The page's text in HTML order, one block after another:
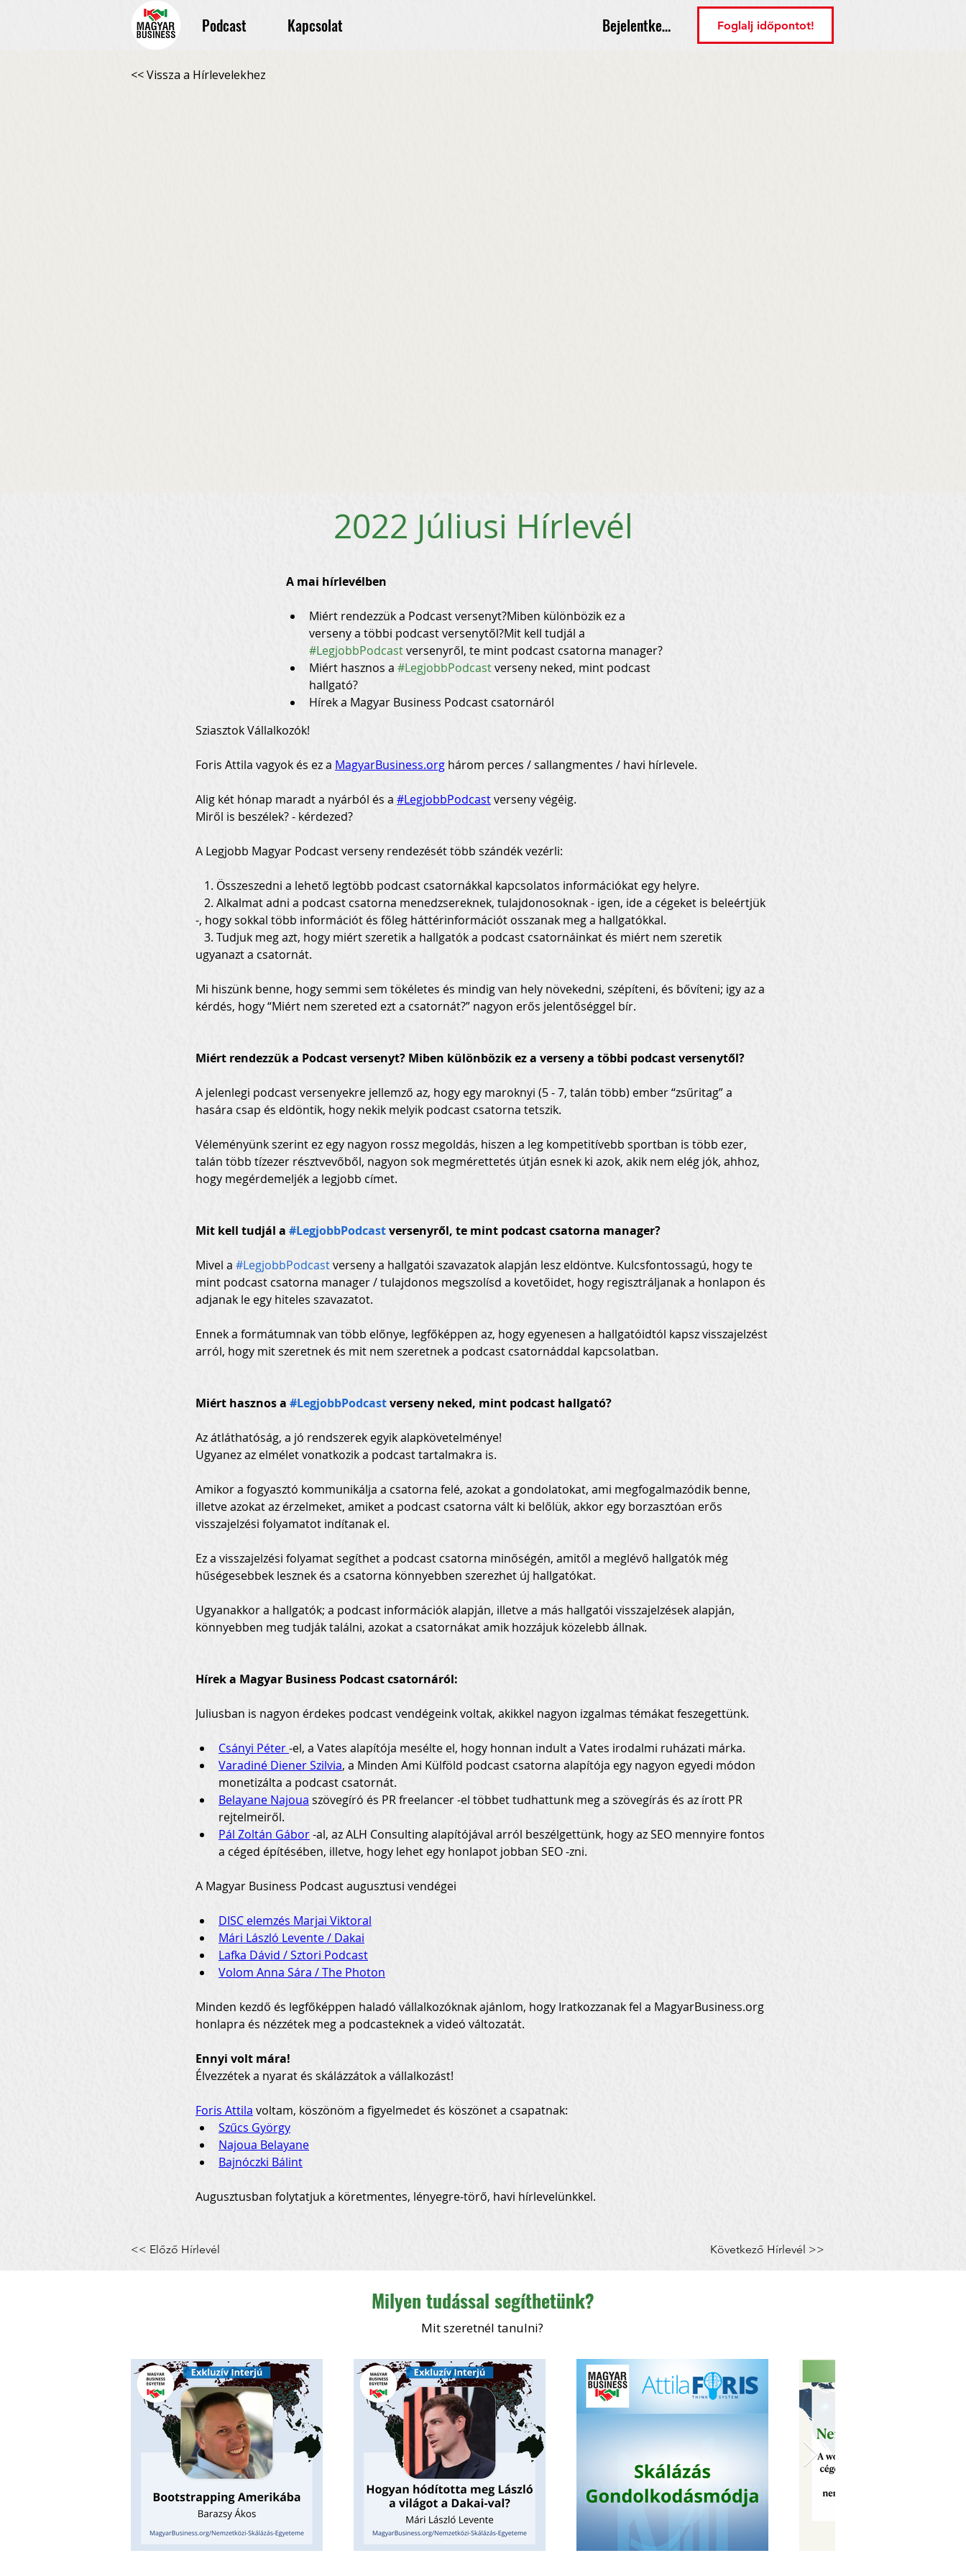
Podcast Kapcsolat Bejelentkezés Foglalj időpontot!
<< Vissza a Hírlevelekhez
2022 Júliusi Hírlevél
A mai hírlevélben
Miért rendezzük a Podcast versenyt?Miben különbözik ez a
verseny a többi podcast versenytől?Mit kell tudjál a
#LegjobbPodcast versenyről, te mint podcast csatorna manager?
Miért hasznos a #LegjobbPodcast verseny neked, mint podcast
hallgató?
Hírek a Magyar Business Podcast csatornáról
Sziasztok Vállalkozók!
Foris Attila vagyok és ez a MagyarBusiness.org három perces / sallangmentes / havi hírlevele.
Alig két hónap maradt a nyárból és a #LegjobbPodcast verseny végéig.
Miről is beszélek? - kérdezed?
A Legjobb Magyar Podcast verseny rendezését több szándék vezérli:
-, hogy sokkal több információt és főleg háttérinformációt osszanak meg a hallgatókkal.
ugyanazt a csatornát.
Mi hiszünk benne, hogy semmi sem tökéletes és mindig van hely növekedni, szépíteni, és bővíteni; igy az a
kérdés, hogy “Miért nem szereted ezt a csatornát?” nagyon erős jelentőséggel bír.
Miért rendezzük a Podcast versenyt? Miben különbözik ez a verseny a többi podcast versenytől?
A jelenlegi podcast versenyekre jellemző az, hogy egy maroknyi (5 - 7, talán több) ember “zsűritag” a
hasára csap és eldöntik, hogy nekik melyik podcast csatorna tetszik.
Véleményünk szerint ez egy nagyon rossz megoldás, hiszen a leg kompetitívebb sportban is több ezer,
talán több tízezer résztvevőből, nagyon sok megmérettetés útján esnek ki azok, akik nem elég jók, ahhoz,
hogy megérdemeljék a legjobb címet.
Mit kell tudjál a #LegjobbPodcast versenyről, te mint podcast csatorna manager?
Mivel a #LegjobbPodcast verseny a hallgatói szavazatok alapján lesz eldöntve. Kulcsfontossagú, hogy te
mint podcast csatorna manager / tulajdonos megszolísd a kovetőidet, hogy regisztráljanak a honlapon és
adjanak le egy hiteles szavazatot.
Ennek a formátumnak van több előnye, legfőképpen az, hogy egyenesen a hallgatóidtól kapsz visszajelzést
arról, hogy mit szeretnek és mit nem szeretnek a podcast csatornáddal kapcsolatban.
Miért hasznos a #LegjobbPodcast verseny neked, mint podcast hallgató?
Az átláthatóság, a jó rendszerek egyik alapkövetelménye!
Ugyanez az elmélet vonatkozik a podcast tartalmakra is.
Amikor a fogyasztó kommunikálja a csatorna felé, azokat a gondolatokat, ami megfogalmazódik benne,
illetve azokat az érzelmeket, amiket a podcast csatorna vált ki belőlük, akkor egy borzasztóan erős
visszajelzési folyamatot indítanak el.
Ez a visszajelzési folyamat segíthet a podcast csatorna minőségén, amitől a meglévő hallgatók még
hűségesebbek lesznek és a csatorna könnyebben szerezhet új hallgatókat.
Ugyanakkor a hallgatók; a podcast információk alapján, illetve a más hallgatói visszajelzések alapján,
könnyebben meg tudják találni, azokat a csatornákat amik hozzájuk közelebb állnak.
Hírek a Magyar Business Podcast csatornáról:
Juliusban is nagyon érdekes podcast vendégeink voltak, akikkel nagyon izgalmas témákat feszegettünk.
Csányi Péter -el, a Vates alapítója mesélte el, hogy honnan indult a Vates irodalmi ruházati márka.
Varadiné Diener Szilvia, a Minden Ami Külföld podcast csatorna alapítója egy nagyon egyedi módon
monetizálta a podcast csatornát.
Belayane Najoua szövegíró és PR freelancer -el többet tudhattunk meg a szövegírás és az írott PR
rejtelmeiről.
Pál Zoltán Gábor -al, az ALH Consulting alapítójával arról beszélgettünk, hogy az SEO mennyire fontos
a céged építésében, illetve, hogy lehet egy honlapot jobban SEO -zni.
A Magyar Business Podcast augusztusi vendégei
DISC elemzés Marjai Viktoral
Mári László Levente / Dakai
Lafka Dávid / Sztori Podcast
Volom Anna Sára / The Photon
Minden kezdő és legfőképpen haladó vállalkozóknak ajánlom, hogy Iratkozzanak fel a MagyarBusiness.org
honlapra és nézzétek meg a podcasteknek a videó változatát.
Ennyi volt mára!
Élvezzétek a nyarat és skálázzátok a vállalkozást!
Foris Attila voltam, köszönöm a figyelmedet és köszönet a csapatnak:
Szűcs György
Najoua Belayane
Bajnóczki Bálint
Augusztusban folytatjuk a köretmentes, lényegre-törő, havi hírlevelünkkel.
<< Előző Hírlevél Következő Hírlevél >>
Milyen tudással segíthetünk?
Mit szeretnél tanulni?